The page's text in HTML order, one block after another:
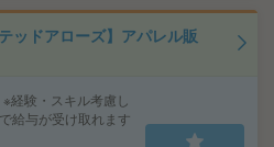
ッドアローズ】アパレル販
験・スキル考慮し
給与が受け取れます